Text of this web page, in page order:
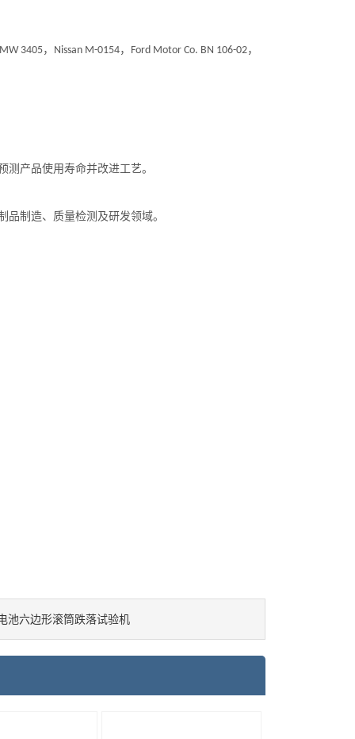
3405， Nissan M-0154， Ford Motor Co. BN 106-02，
产品使用寿命并改进工艺。
制造、质量检测及研发领域。
池六边形滚筒跌落试验机